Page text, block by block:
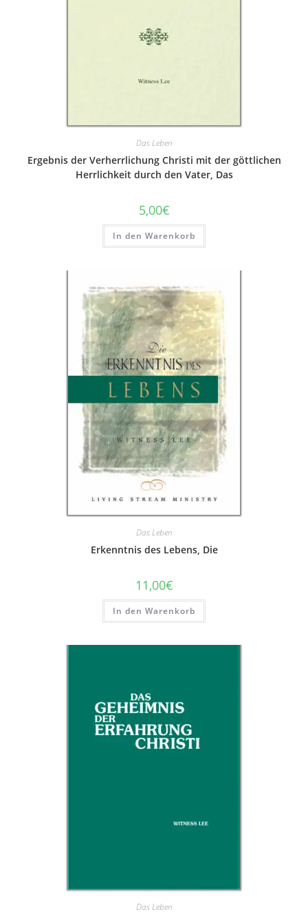
Das Leben
Ergebnis der Verherrlichung Christi mit der göttlichen
Herrlichkeit durch den Vater, Das
5,00€
In den Warenkorb
Das Leben
Erkenntnis des Lebens, Die
11,00€
In den Warenkorb
Das Leben